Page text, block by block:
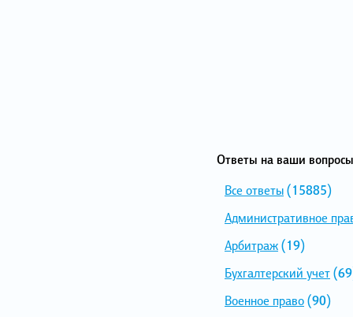
Ответы на ваши
Все ответы(15885)
Административное
Арбитраж(19)
Бухгалтерский учет
Военное право(90)